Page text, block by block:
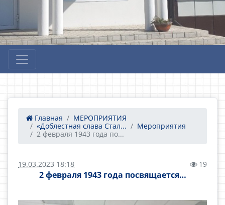
Главная
МЕРОПРИЯТИЯ
«Доблестная слава Стал...
Мероприятия
2 февраля 1943 года по...
19.03.2023 18:18 19
2 февраля 1943 года посвящается…